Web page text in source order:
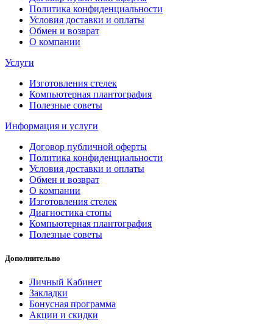
Политика конфиденциальности
Условия доставки и оплаты
Обмен и возврат
О компании
Услуги
Изготовления стелек
Компьютерная плантография
Полезные советы
Информация и услуги
Договор публичной оферты
Политика конфиденциальности
Условия доставки и оплаты
Обмен и возврат
О компании
Изготовления стелек
Диагностика стопы
Компьютерная плантография
Полезные советы
Дополнительно
Личный Кабинет
Закладки
Бонусная программа
Акции и скидки